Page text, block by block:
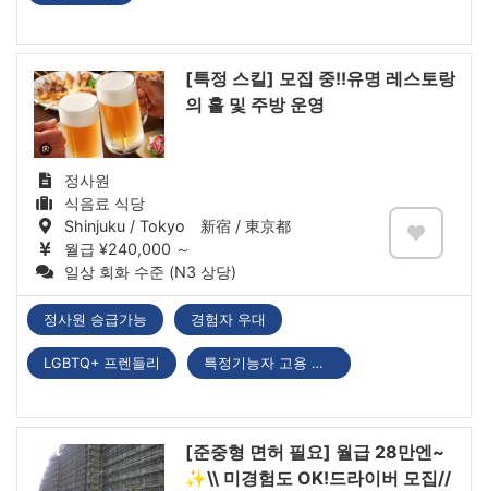
[특정 스킬] 모집 중!!유명 레스토랑
의 홀 및 주방 운영
정사원
식음료 식당
Shinjuku / Tokyo 新宿 / 東京都
월급 ¥240,000 ～
일상 회화 수준 (N3 상당)
정사원 승급가능 경험자 우대
LGBTQ+ 프렌들리 특정기능자 고용 기업
[준중형 면허 필요] 월급 28만엔~
✨\\ 미경험도 OK!드라이버 모집//